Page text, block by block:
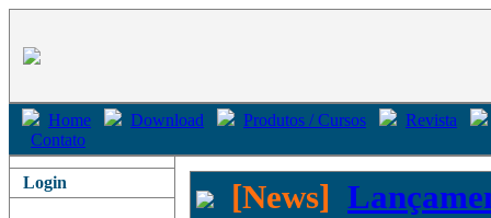
Home Download Produtos / Cursos
Revista
Contato
Login [News]